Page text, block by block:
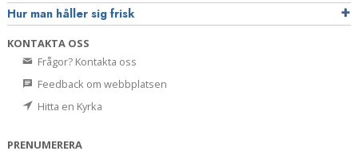
Hur man håller sig frisk
KONTAKTA OSS
Frågor? Kontakta oss
Feedback om webbplatsen
Hitta en Kyrka
PRENUMERERA